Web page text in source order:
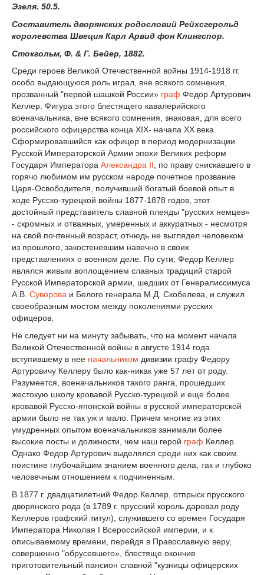
Эзеля. 50.5.
Составитель дворянских родословий Рейхсгерольд
королевства Швеция Карл Арвид фон Клингспор.
Стокгольм, Ф. & Г. Бейер, 1882.
Среди героев Великой Отечественной войны 1914-1918 гг.
особо выдающуюся роль играл, вне всякого сомнения,
прозванный "первой шашкой России» граф Федор Артурович
Келлер. Фигура этого блестящего кавалерийского
военачальника, вне всякого сомнения, знаковая, для всего
российского офицерства конца XIX- начала XX века.
Сформировавшийся как офицер в период модернизации
Русской Императорской Армии эпохи Великих реформ
Государя Императора Александра II, по праву снискавшего в
горячо любимом им русском народе почетное прозвание
Царя-Освободителя, получивший богатый боевой опыт в
ходе Русско-турецкой войны 1877-1878 годов, этот
достойный представитель славной плеяды "русских немцев»
- скромных и отважных, умеренных и аккуратных - несмотря
на свой почтенный возраст, отнюдь не выглядел человеком
из прошлого, закостеневшим навечно в своих
представлениях о военном деле. По сути, Федор Келлер
являлся живым воплощением славных традиций старой
Русской Императорской армии, шедших от Генералиссимуса
А.В. Суворова и Белого генерала М.Д. Скобелева, и служил
своеобразным мостом между поколениями русских
офицеров.
Не следует ни на минуту забывать, что на момент начала
Великой Отечественной войны в августе 1914 года
вступившему в нее начальником дивизии графу Федору
Артуровичу Келлеру было как-никак уже 57 лет от роду.
Разумеется, военачальников такого ранга, прошедших
жестокую школу кровавой Русско-турецкой и еще более
кровавой Русско-японской войны в русской императорской
армии было не так уж и мало. Причем многие из этих
умудренных опытом военачальников занимали более
высокие посты и должности, чем наш герой граф Келлер.
Однако Федор Артурович выделялся среди них как своим
поистине глубочайшим знанием военного дела, так и глубоко
человечным отношением к подчиненным.
В 1877 г. двадцатилетний Федор Келлер, отпрыск прусского
дворянского рода (в 1789 г. прусский король даровал роду
Келлеров графский титул), служившего со времен Государя
Императора Николая I Всероссийской империи, и к
описываемому времени, перейдя в Православную веру,
совершенно "обрусевшего», блестяще окончив
приготовительный пансион славной "кузницы офицерских